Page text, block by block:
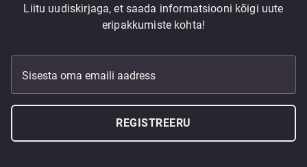
Liitu uudiskirjaga, et saada informatsiooni kõigi uute
eripakkumiste kohta!
Sisesta oma emaili aadress
REGISTREERU